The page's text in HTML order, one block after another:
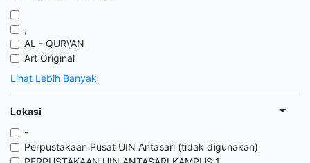
,
AL - QUR\'AN
Art Original
Lihat Lebih Banyak
Lokasi
-
Perpustakaan Pusat UIN Antasari (tidak digunakan)